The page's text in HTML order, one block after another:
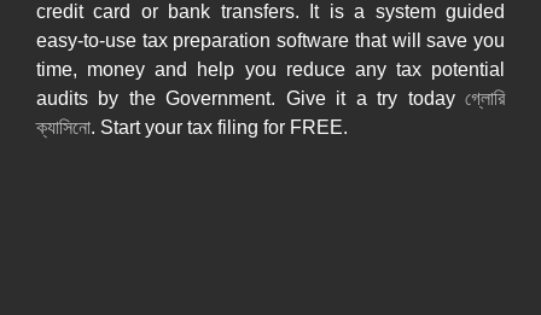
credit card or bank transfers. It is a system guided
easy-to-use tax preparation software that will save you
time, money and help you reduce any tax potential
audits by the Government. Give it a try today গ্লোরি
ক্যাসিনো. Start your tax filing for FREE.